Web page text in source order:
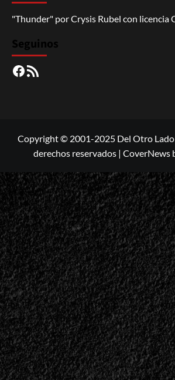
"Thunder" porCrysis Rubel con licencia
Seguinos
Facebook
RSS
Copyright © 2001-2025 Del Otro Lado
derechos reservados | CoverNews